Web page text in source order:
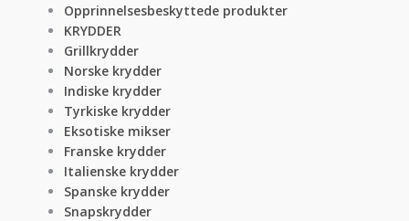
Opprinnelsesbeskyttede produkter
KRYDDER
Grillkrydder
Norske krydder
Indiske krydder
Tyrkiske krydder
Eksotiske mikser
Franske krydder
Italienske krydder
Spanske krydder
Snapskrydder